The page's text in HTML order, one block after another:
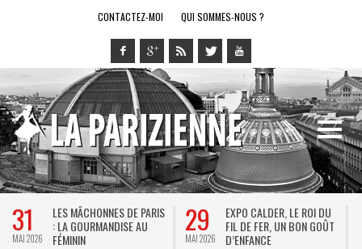
CONTACTEZ-MOI QUI SOMMES-NOUS ?
31
MAI 2026
LES MÂCHONNES DE PARIS
: LA GOURMANDISE AU
FÉMININ
29
MAI 2026
EXPO CALDER, LE ROI DU
FIL DE FER, UN BON GOÛT
D’ENFANCE